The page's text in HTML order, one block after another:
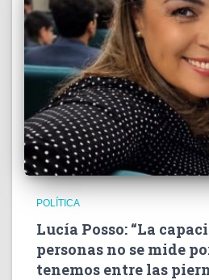
POLÍTICA
Lucía Posso: “La
personas no se mide
tenemos entre las